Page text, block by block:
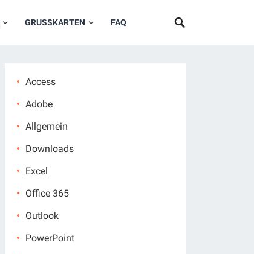
GRUSSKARTEN FAQ
Access
Adobe
Allgemein
Downloads
Excel
Office 365
Outlook
PowerPoint